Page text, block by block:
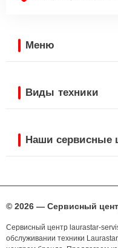
Меню
Виды техники
Наши сервисные
© 2026 — Сервисный
Сервисный центр laurastar-
обслуживании техники